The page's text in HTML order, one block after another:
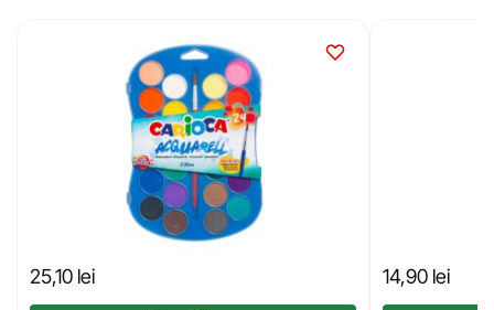
25,10 lei 14,90 lei